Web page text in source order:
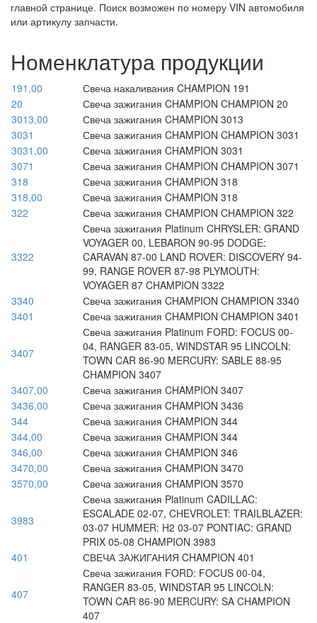
главной странице. Поиск возможен по номеру VIN автомобиля
или артикулу запчасти.
Номенклатура продукции
191,00
Свеча накаливания CHAMPION 191
20
Свеча зажигания CHAMPION CHAMPION 20
3013,00
Свеча зажигания CHAMPION 3013
3031
Свеча зажигания CHAMPION CHAMPION 3031
3031,00
Свеча зажигания CHAMPION 3031
3071
Свеча зажигания CHAMPION CHAMPION 3071
318
Свеча зажигания CHAMPION 318
318,00
Свеча зажигания CHAMPION 318
322
Свеча зажигания CHAMPION CHAMPION 322
3322
Свеча зажигания Platinum CHRYSLER: GRAND
VOYAGER 00, LEBARON 90-95 DODGE:
CARAVAN 87-00 LAND ROVER: DISCOVERY 94-
99, RANGE ROVER 87-98 PLYMOUTH:
VOYAGER 87 CHAMPION 3322
3340
Свеча зажигания CHAMPION CHAMPION 3340
3401
Свеча зажигания CHAMPION CHAMPION 3401
3407
Свеча зажигания Platinum FORD: FOCUS 00-
04, RANGER 83-05, WINDSTAR 95 LINCOLN:
TOWN CAR 86-90 MERCURY: SABLE 88-95
CHAMPION 3407
3407,00
Свеча зажигания CHAMPION 3407
3436,00
Свеча зажигания CHAMPION 3436
344
Свеча зажигания CHAMPION 344
344,00
Свеча зажигания CHAMPION 344
346,00
Свеча зажигания CHAMPION 346
3470,00
Свеча зажигания CHAMPION 3470
3570,00
Свеча зажигания CHAMPION 3570
3983
Свеча зажигания Platinum CADILLAC:
ESCALADE 02-07, CHEVROLET: TRAILBLAZER:
03-07 HUMMER: H2 03-07 PONTIAC: GRAND
PRIX 05-08 CHAMPION 3983
401
СВЕЧА ЗАЖИГАНИЯ CHAMPION 401
407
Свеча зажигания FORD: FOCUS 00-04,
RANGER 83-05, WINDSTAR 95 LINCOLN:
TOWN CAR 86-90 MERCURY: SA CHAMPION
407